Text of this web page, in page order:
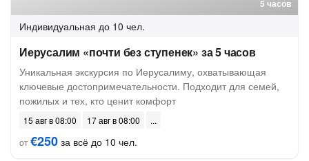
5 часов
Индивидуальная до 10 чел.
Иерусалим «почти без ступенек» за 5 часов
Уникальная экскурсия по Иерусалиму, охватывающая
ключевые достопримечательности. Подходит для семей,
пожилых и тех, кто ценит комфорт
15 авг в 08:00
17 авг в 08:00
от€250 за всё до 10 чел.